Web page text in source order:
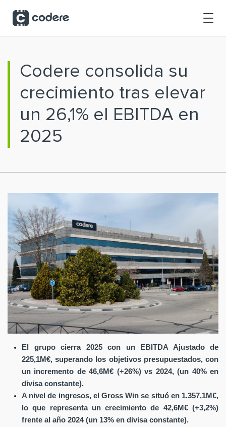
Codere consolida su
crecimiento tras elevar
un 26,1% el EBITDA en
2025
El grupo cierra 2025 con un EBITDA Ajustado de
225,1M€, superando los objetivos presupuestados, con
un incremento de 46,6M€ (+26%) vs 2024, (un 40% en
divisa constante).
A nivel de ingresos, el Gross Win se situó en 1.357,1M€,
lo que representa un crecimiento de 42,6M€ (+3,2%)
frente al año 2024 (un 13% en divisa constante).